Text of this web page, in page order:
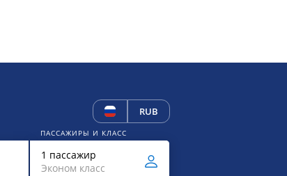
RUB
ПАССАЖИРЫ И КЛАСС
1 пассажир
Эконом класс